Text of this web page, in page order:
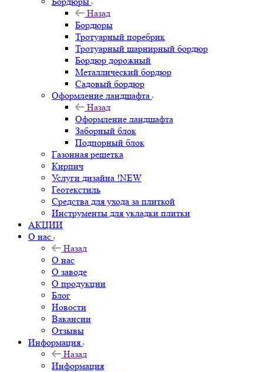
Назад
Бордюры
Тротуарный поребрик
Тротуарный шарнирный бордюр
Бордюр дорожный
Металлический бордюр
Садовый бордюр
Оформление ландшафта
Назад
Оформление ландшафта
Заборный блок
Подпорный блок
Газонная решетка
Кирпич
Услуги дизайна !NEW
Геотекстиль
Средства для ухода за плиткой
Инструменты для укладки плитки
АКЦИИ
О нас
Назад
О нас
О заводе
О продукции
Блог
Новости
Вакансии
Отзывы
Информация
Назад
Информация